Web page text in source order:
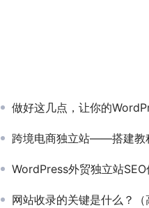
做好这几点，让你的
跨境电商独立站——搭建教程
WordPress外贸独立站SEO优化
网站收录的关键是什么？（高质量